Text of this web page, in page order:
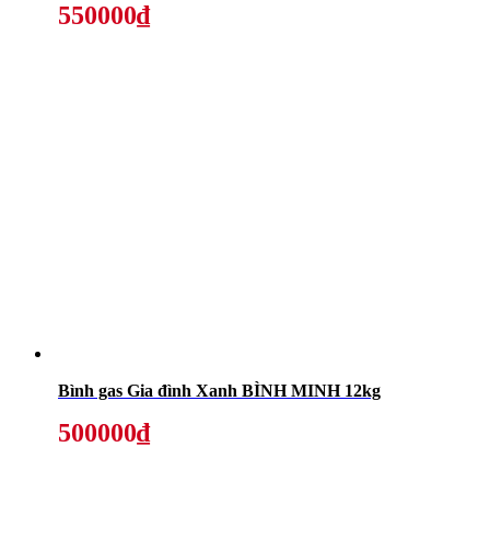
550000₫
Bình gas Gia đình Xanh BÌNH MINH 12kg
500000₫